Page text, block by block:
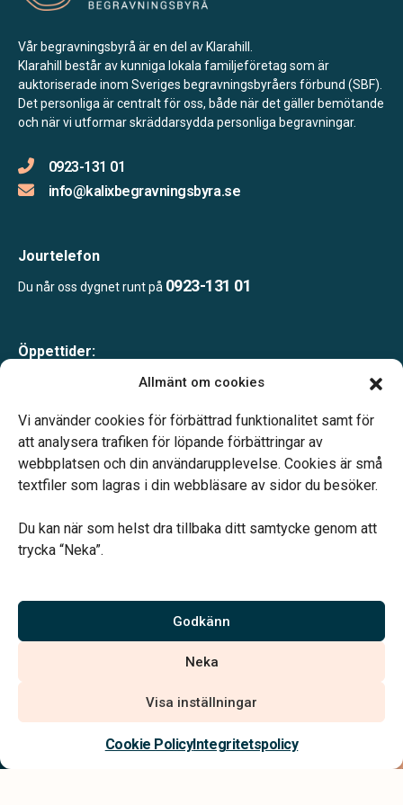
Allmänt om cookies
Vi använder cookies för förbättrad funktionalitet samt för
att analysera trafiken för löpande förbättringar av
webbplatsen och din användarupplevelse. Cookies är små
textfiler som lagras i din webbläsare av sidor du besöker.
Du kan när som helst dra tillbaka ditt samtycke genom att
trycka “Neka”.
Godkänn
Neka
Visa inställningar
Cookie PolicyIntegritetspolicy
Kontakta oss
Vår begravningsbyrå är en del av Klarahill.
Klarahill består av kunniga lokala familjeföretag som är
auktoriserade inom Sveriges begravningsbyråers förbund (SBF).
Det personliga är centralt för oss, både när det gäller bemötande
och när vi utformar skräddarsydda personliga begravningar.
0923-131 01
info@kalixbegravningsbyra.se
Jourtelefon
Du når oss dygnet runt på 0923-131 01
Öppettider:
Måndag-fredag 10.00-16.00
Telefonjour dygnet runt.
Vårt systerbolag Verahill hjälper dig med familjejuridiken –
Vi är auktoriserade av Sveriges Begravningsbyråers Förbund och
har högt ställda krav på utbildning, kvalitet, miljö och arbetsmiljö.